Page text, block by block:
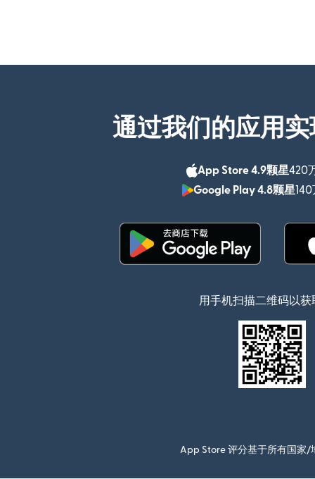
通过我们的应用
App Store 4.9颗星420
Google Play 4.8颗星
用手机扫描二维码以获
App Store 评分基于所有国家/